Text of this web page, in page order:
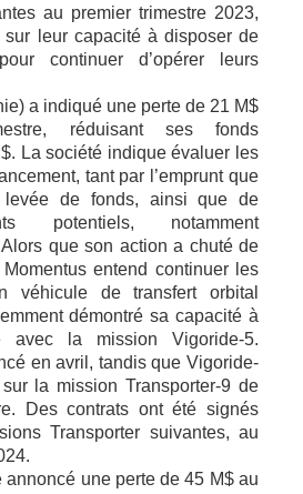
au premier trimestre 2023,
leur capacité à disposer de
continuer d’opérer leurs
a indiqué une perte de 21 M$
réduisant ses fonds
La société indique évaluer les
tant par l’emprunt que
levée de fonds, ainsi que de
potentiels, notamment
que son action a chuté de
entend continuer les
véhicule de transfert orbital
démontré sa capacité à
avec la mission Vigoride-5.
en avril, tandis que Vigoride-
la mission Transporter-9 de
Des contrats ont été signés
Transporter suivantes, au
annoncé une perte de 45 M$ au